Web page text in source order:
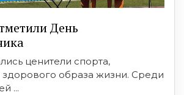
День
ценители спорта,
здорового образа жизни. Среди
...